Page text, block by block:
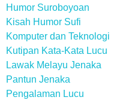
Humor Suroboyoan
Kisah Humor Sufi
Komputer dan Teknologi
Kutipan Kata-Kata Lucu
Lawak Melayu Jenaka
Pantun Jenaka
Pengalaman Lucu